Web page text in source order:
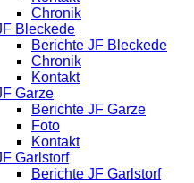
Chronik
Bleckede
Berichte JF Bleckede
Chronik
Kontakt
Garze
Berichte JF Garze
Foto
Kontakt
Garlstorf
Berichte JF Garlstorf